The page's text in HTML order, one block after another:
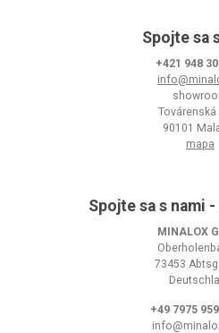
Spojte sa
+421 948
Továrenská
90101
mapa
Spojte sa s nami
MINALOX
73453
+49 7975